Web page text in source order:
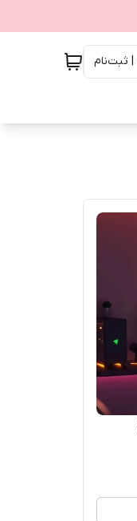
| ثبت‌نام